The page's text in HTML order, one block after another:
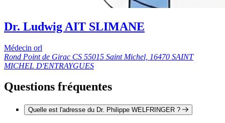
Dr. Ludwig AIT SLIMANE
Médecin orl
Rond Point de Girac CS 55015 Saint Michel, 16470 SAINT
MICHEL D'ENTRAYGUES
Questions fréquentes
Quelle est l'adresse du Dr. Philippe WELFRINGER ?